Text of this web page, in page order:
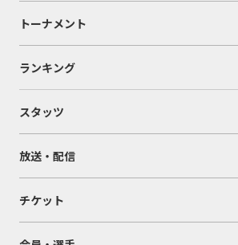
トーナメント
ランキング
スタッツ
放送・配信
チケット